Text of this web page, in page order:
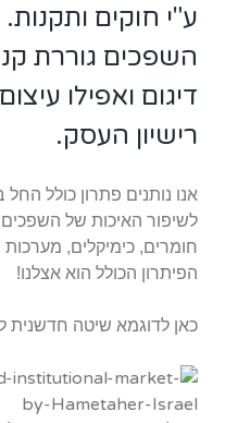
ע"י חוקים
השפכים גוררת
דיגום ואפילו
רישיון העסק.
אנו נותנים פתרון כולל
לשיפור האיכות של
חומרים, כימיקלים, מערכות
הפיתרון הכולל הוא אצלנו!
כאן לדוגמא שיטה חדשנית